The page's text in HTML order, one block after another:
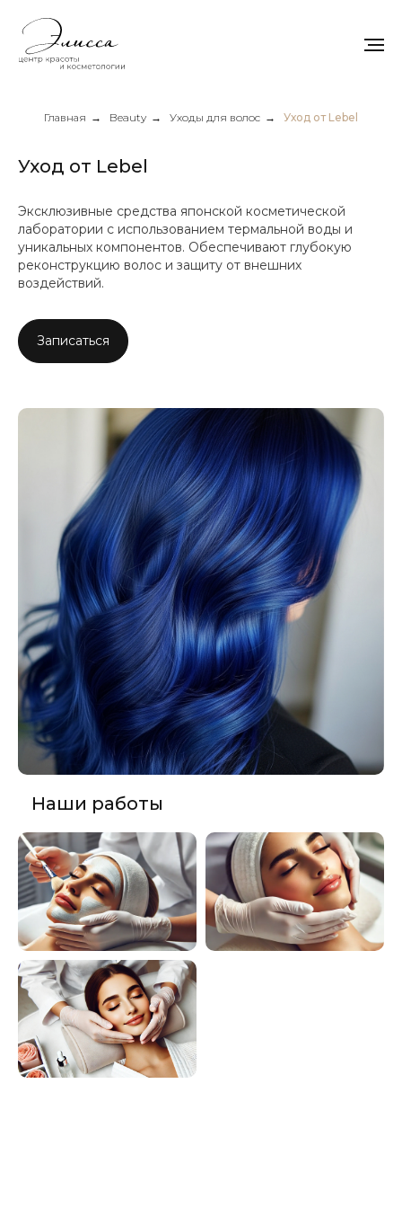
Главная → Beauty → Уходы для волос → Уход от Lebel
Уход от Lebel
Эксклюзивные средства японской косметической
лаборатории с использованием термальной воды и
уникальных компонентов. Обеспечивают глубокую
реконструкцию волос и защиту от внешних
воздействий.
Записаться
Наши работы